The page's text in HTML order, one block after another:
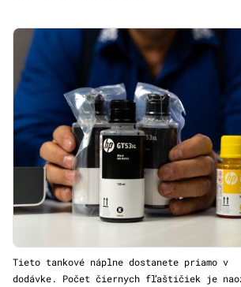
Tieto tankové náplne dostanete priamo v
dodávke. Počet čiernych fľaštičiek je